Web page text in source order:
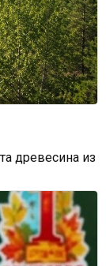
древесина из